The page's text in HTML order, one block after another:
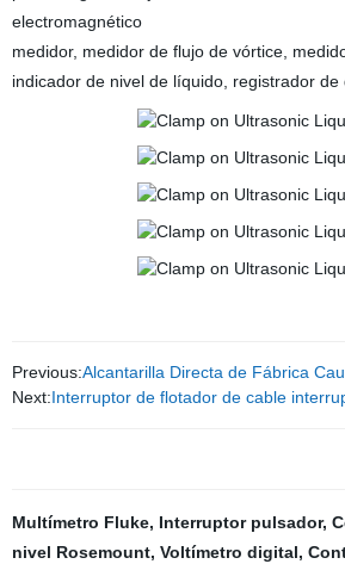
electromagnético
medidor, medidor de flujo de vórtice,
indicador de nivel de líquido, registrador
Previous:Alcantarilla Directa de Fábrica
Next:Interruptor de flotador de cable
Multímetro Fluke, Interruptor pulsador,
nivel Rosemount, Voltímetro digital,